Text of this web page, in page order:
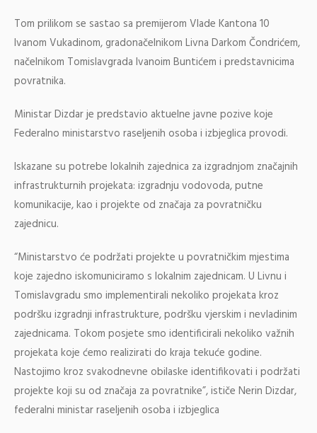
Tom prilikom se sastao sa premijerom Vlade Kantona 10
Ivanom Vukadinom, gradonačelnikom Livna Darkom Čondrićem,
načelnikom Tomislavgrada Ivanoim Buntićem i predstavnicima
povratnika.
Ministar Dizdar je predstavio aktuelne javne pozive koje
Federalno ministarstvo raseljenih osoba i izbjeglica provodi.
Iskazane su potrebe lokalnih zajednica za izgradnjom značajnih
infrastrukturnih projekata: izgradnju vodovoda, putne
komunikacije, kao i projekte od značaja za povratničku
zajednicu.
“Ministarstvo će podržati projekte u povratničkim mjestima
koje zajedno iskomuniciramo s lokalnim zajednicam. U Livnu i
Tomislavgradu smo implementirali nekoliko projekata kroz
podršku izgradnji infrastrukture, podršku vjerskim i nevladinim
zajednicama. Tokom posjete smo identificirali nekoliko važnih
projekata koje ćemo realizirati do kraja tekuće godine.
Nastojimo kroz svakodnevne obilaske identifikovati i podržati
projekte koji su od značaja za povratnike”, ističe Nerin Dizdar,
federalni ministar raseljenih osoba i izbjeglica